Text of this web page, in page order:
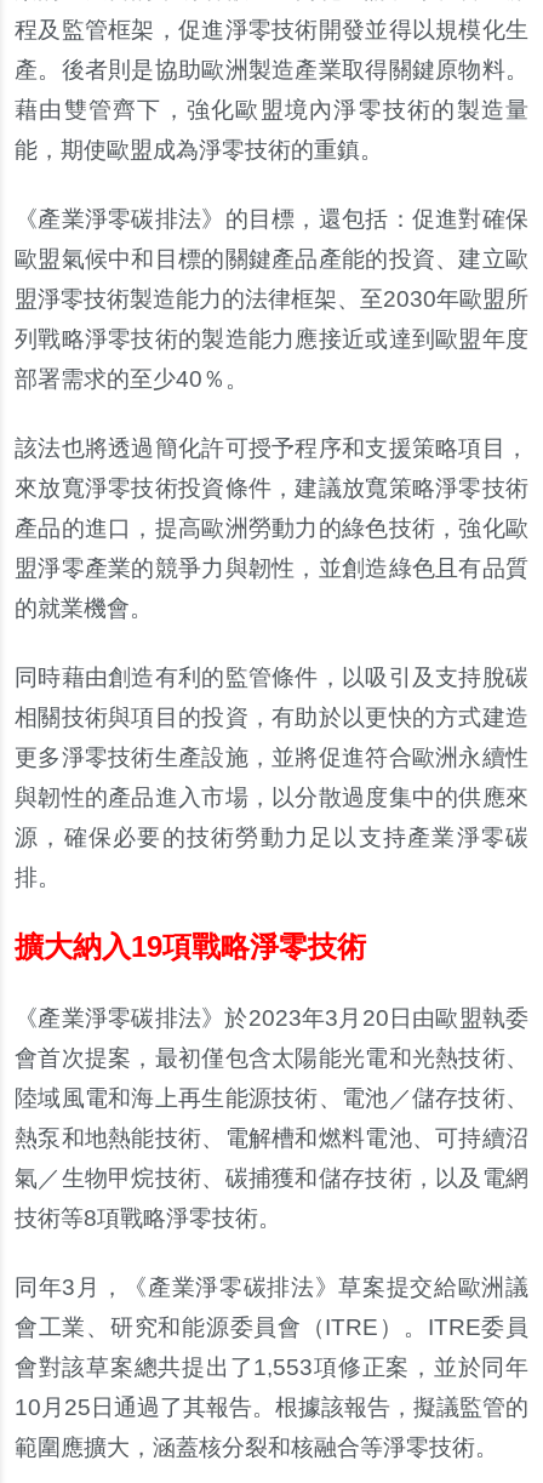
程及監管框架，促進淨零技術開發並得以規模化生
產。後者則是協助歐洲製造產業取得關鍵原物料。
藉由雙管齊下，強化歐盟境內淨零技術的製造量
能，期使歐盟成為淨零技術的重鎮。
《產業淨零碳排法》的目標，還包括：促進對確保
歐盟氣候中和目標的關鍵產品產能的投資、建立歐
盟淨零技術製造能力的法律框架、至2030年歐盟所
列戰略淨零技術的製造能力應接近或達到歐盟年度
部署需求的至少40％。
該法也將透過簡化許可授予程序和支援策略項目，
來放寬淨零技術投資條件，建議放寬策略淨零技術
產品的進口，提高歐洲勞動力的綠色技術，強化歐
盟淨零產業的競爭力與韌性，並創造綠色且有品質
的就業機會。
同時藉由創造有利的監管條件，以吸引及支持脫碳
相關技術與項目的投資，有助於以更快的方式建造
更多淨零技術生產設施，並將促進符合歐洲永續性
與韌性的產品進入市場，以分散過度集中的供應來
源，確保必要的技術勞動力足以支持產業淨零碳
排。
擴大納入19項戰略淨零技術
《產業淨零碳排法》於2023年3月20日由歐盟執委
會首次提案，最初僅包含太陽能光電和光熱技術、
陸域風電和海上再生能源技術、電池／儲存技術、
熱泵和地熱能技術、電解槽和燃料電池、可持續沼
氣／生物甲烷技術、碳捕獲和儲存技術，以及電網
技術等8項戰略淨零技術。
同年3月，《產業淨零碳排法》草案提交給歐洲議
會工業、研究和能源委員會（ITRE）。ITRE委員
會對該草案總共提出了1,553項修正案，並於同年
10月25日通過了其報告。根據該報告，擬議監管的
範圍應擴大，涵蓋核分裂和核融合等淨零技術。